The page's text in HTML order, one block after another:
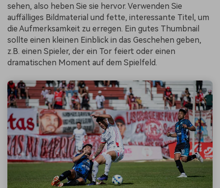
sehen, also heben Sie sie hervor. Verwenden Sie
auffälliges Bildmaterial und fette, interessante Titel, um
die Aufmerksamkeit zu erregen. Ein gutes Thumbnail
sollte einen kleinen Einblick in das Geschehen geben,
z.B. einen Spieler, der ein Tor feiert oder einen
dramatischen Moment auf dem Spielfeld.